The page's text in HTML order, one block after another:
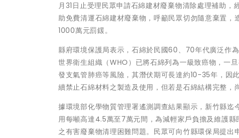
月31日止受理民眾申請石綿建材廢棄物清除處理補助
助免費清運石綿建材廢棄物，呼籲民眾切勿隨意棄置
1000萬元罰鍰。
縣府環境保護局表示，石綿於民國60、70年代廣泛作
世界衛生組織（WHO）已將石綿列為一級致癌物，一
發支氣管肺癌等風險，其潛伏期可長達約10-35年，因
續禁止石綿材料之製造及使用，但若是石綿結構完整，
據環境部化學物質管理署遙測調查結果顯示，新竹縣
用每噸高達4.5萬至7萬元間，為減輕家戶負擔及維護
之有害廢棄物清理困難問題。民眾可向竹縣環保局提